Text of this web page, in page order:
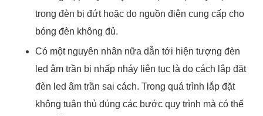
trong đèn bị đứt hoặc do nguồn điện cung cấp cho
bóng đèn không đủ.
Có một nguyên nhân nữa dẫn tới hiện tượng đèn
led âm trần bị nhấp nháy liên tục là do cách lắp đặt
đèn led âm trần sai cách. Trong quá trình lắp đặt
không tuân thủ đúng các bước quy trình mà có thể